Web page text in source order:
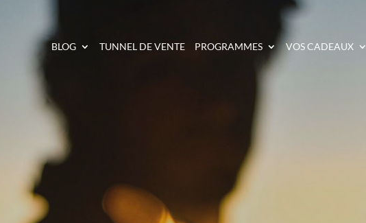
BLOG TUNNEL DE VENTE PROGRAMMES VOS CADEAUX